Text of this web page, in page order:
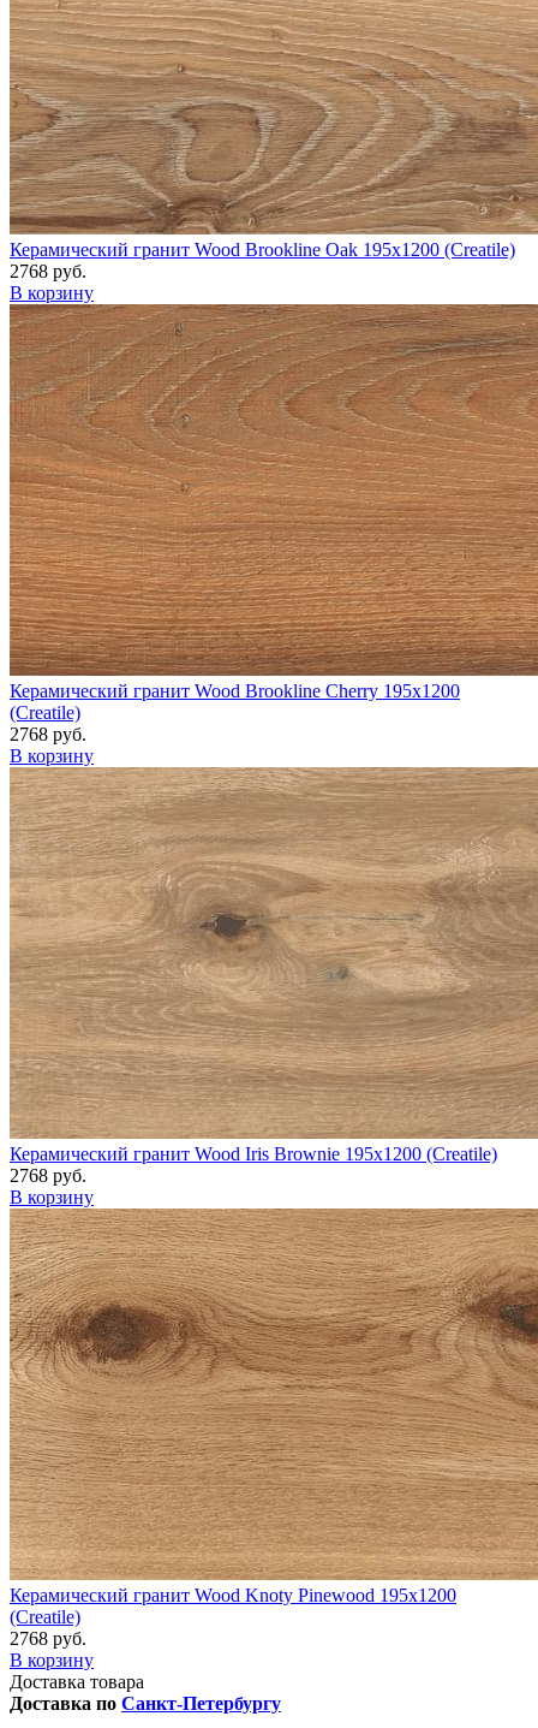
Керамический гранит Wood Brookline Oak 195x1200 (Creatile)
2768 руб.
В корзину
Керамический гранит Wood Brookline Cherry 195x1200
(Creatile)
2768 руб.
В корзину
Керамический гранит Wood Iris Brownie 195x1200 (Creatile)
2768 руб.
В корзину
Керамический гранит Wood Knoty Pinewood 195x1200
(Creatile)
2768 руб.
В корзину
Доставка товара
Доставка по Санкт-Петербургу